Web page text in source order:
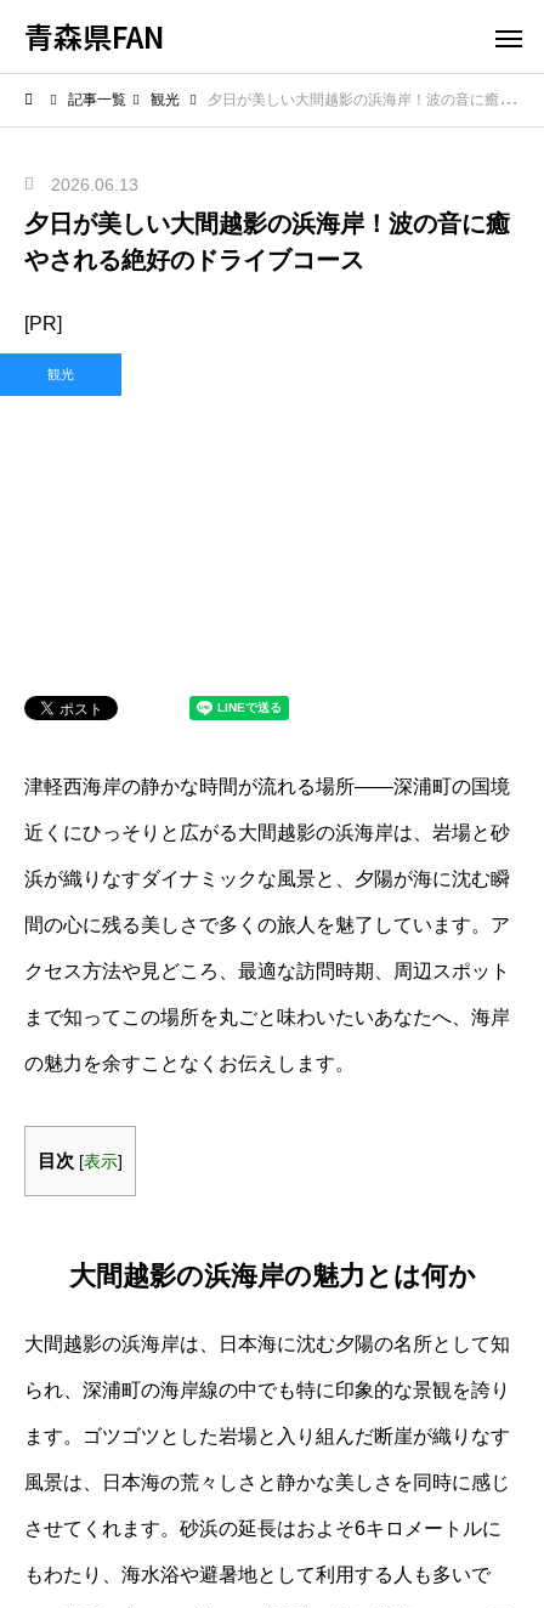
青森県FAN
記事一覧 観光 夕日が美しい大間越影の浜海岸！波の音に癒やされる絶好のドライブコース
2026.06.13
夕日が美しい大間越影の浜海岸！波の音に癒
やされる絶好のドライブコース
[PR]
観光
津軽西海岸の静かな時間が流れる場所――深浦町の国境
近くにひっそりと広がる大間越影の浜海岸は、岩場と砂
浜が織りなすダイナミックな風景と、夕陽が海に沈む瞬
間の心に残る美しさで多くの旅人を魅了しています。ア
クセス方法や見どころ、最適な訪問時期、周辺スポット
まで知ってこの場所を丸ごと味わいたいあなたへ、海岸
の魅力を余すことなくお伝えします。
目次 [表示]
大間越影の浜海岸の魅力とは何か
大間越影の浜海岸は、日本海に沈む夕陽の名所として知
られ、深浦町の海岸線の中でも特に印象的な景観を誇り
ます。ゴツゴツとした岩場と入り組んだ断崖が織りなす
風景は、日本海の荒々しさと静かな美しさを同時に感じ
させてくれます。砂浜の延長はおよそ6キロメートルに
もわたり、海水浴や避暑地として利用する人も多いで